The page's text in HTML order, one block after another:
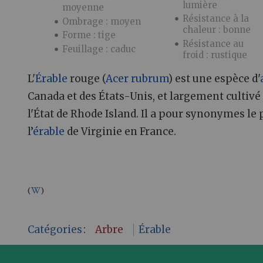
moyenne
Ombrage : moyen
Forme : tige
Feuillage : caduc
lumière
Résistance à la
chaleur : bonne
Résistance au
froid : rustique
L'Érable rouge (Acer rubrum) est une espèce d'
Canada et des États-Unis, et largement
l'État de Rhode Island. Il a pour synonymes
l’érable de Virginie en France.
( )
Catégories: Arbre Érable